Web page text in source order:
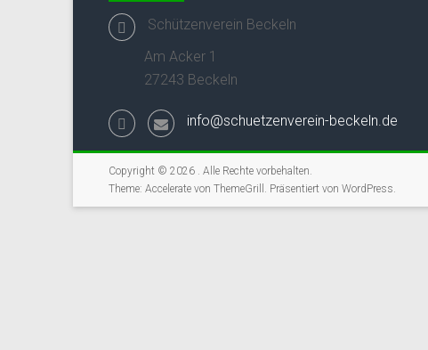
Schützenverein Beckeln
Am Acker 1
27243 Beckeln
info@schuetzenverein-beckeln.de
Copyright © 2026 . Alle Rechte vorbehalten.
Theme: Accelerate von ThemeGrill. Präsentiert von WordPress.